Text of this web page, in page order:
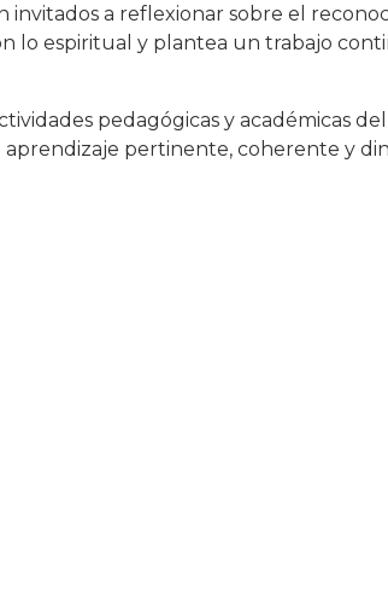
invitados a reflexionar sobre el
lo espiritual y plantea un trabajo
pedagógicas y académicas
pertinente, coherente y